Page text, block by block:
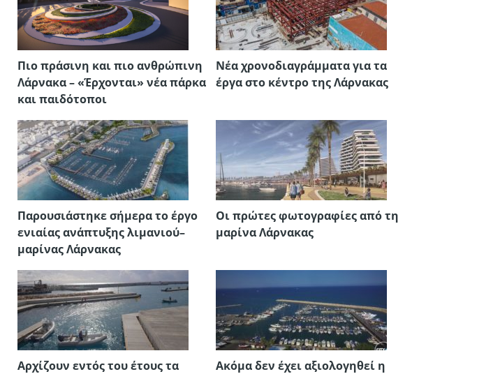
Πιο πράσινη και πιο ανθρώπινη
Λάρνακα – «Έρχονται» νέα πάρκα
και παιδότοποι
Νέα χρονοδιαγράμματα για τα
έργα στο κέντρο της Λάρνακας
Παρουσιάστηκε σήμερα το έργο
ενιαίας ανάπτυξης λιμανιού–
μαρίνας Λάρνακας
Οι πρώτες φωτογραφίες από τη
μαρίνα Λάρνακας
Αρχίζουν εντός του έτους τα
Ακόμα δεν έχει αξιολογηθεί η